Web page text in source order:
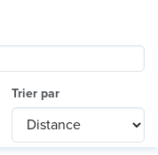
Trier par